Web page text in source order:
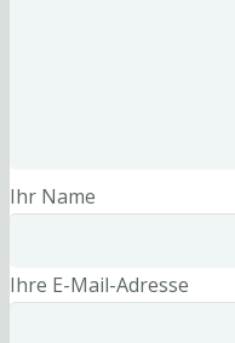
Ihr Name
Ihre E-Mail-Adresse